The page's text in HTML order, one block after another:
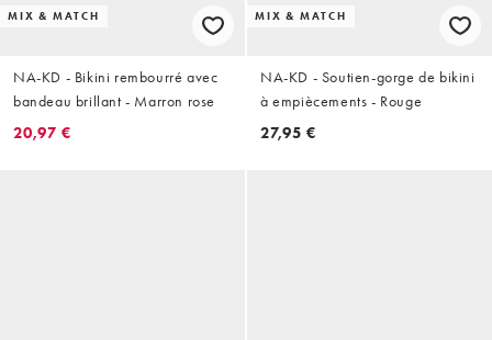
MIX & MATCH
NA-KD - Bikini rembourré avec
bandeau brillant - Marron rose
20,97 €
MIX & MATCH
NA-KD - Soutien-gorge de bikini
à empiècements - Rouge
27,95 €